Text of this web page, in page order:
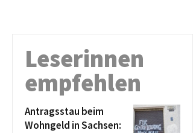
Leserinnen
empfehlen
Antragsstau beim
Wohngeld in Sachsen: